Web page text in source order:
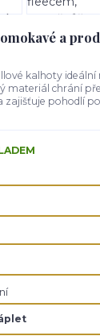
a
kalhoty
materiál chrání
pohodlí po